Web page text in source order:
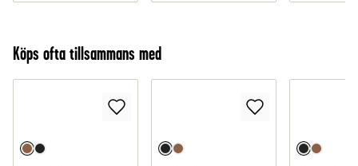
Köps ofta tillsammans med